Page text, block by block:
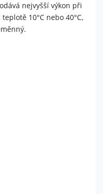
nejvyšší výkon při
10°C nebo 40°C,